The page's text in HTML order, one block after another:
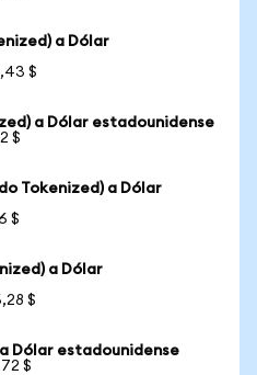
a Dólar
$
a Dólar estadounidense
$
Tokenized) a Dólar
$
a Dólar
$
a Dólar estadounidense
$